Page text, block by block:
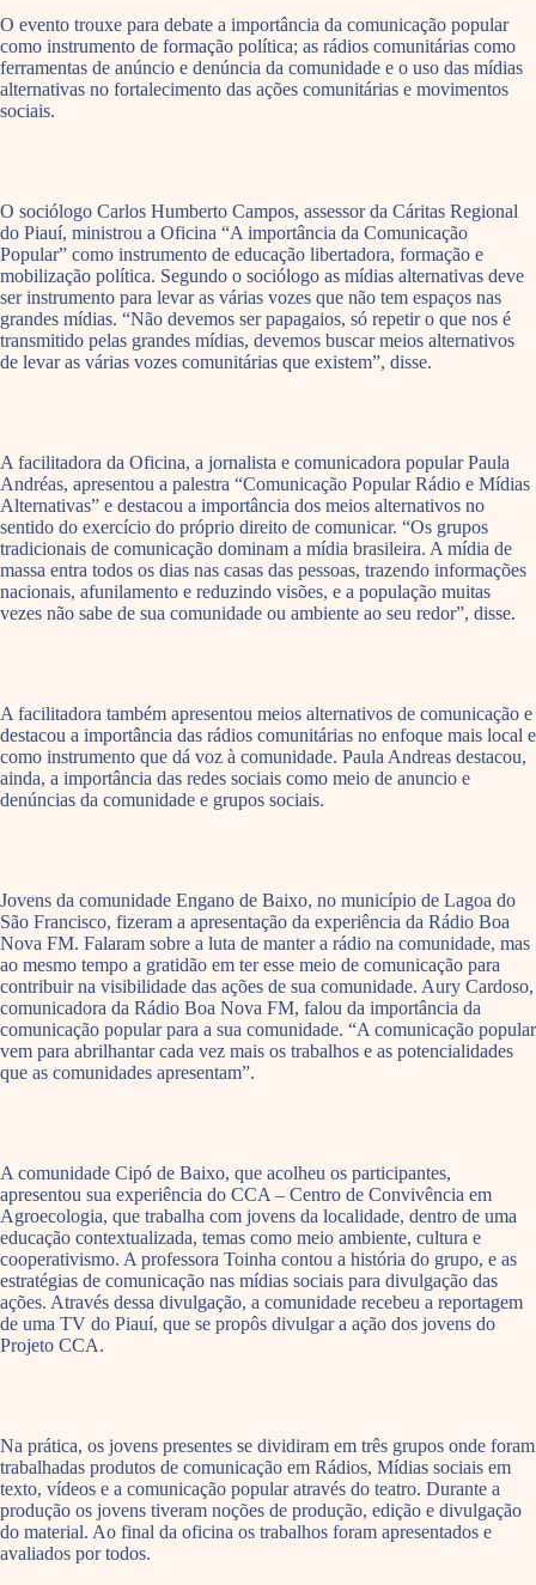
O evento trouxe para debate a importância da comunicação popular
como instrumento de formação política; as rádios comunitárias como
ferramentas de anúncio e denúncia da comunidade e o uso das mídias
alternativas no fortalecimento das ações comunitárias e movimentos
sociais.
O sociólogo Carlos Humberto Campos, assessor da Cáritas Regional
do Piauí, ministrou a Oficina “A importância da Comunicação
Popular” como instrumento de educação libertadora, formação e
mobilização política. Segundo o sociólogo as mídias alternativas deve
ser instrumento para levar as várias vozes que não tem espaços nas
grandes mídias. “Não devemos ser papagaios, só repetir o que nos é
transmitido pelas grandes mídias, devemos buscar meios alternativos
de levar as várias vozes comunitárias que existem”, disse.
A facilitadora da Oficina, a jornalista e comunicadora popular Paula
Andréas, apresentou a palestra “Comunicação Popular Rádio e Mídias
Alternativas” e destacou a importância dos meios alternativos no
sentido do exercício do próprio direito de comunicar. “Os grupos
tradicionais de comunicação dominam a mídia brasileira. A mídia de
massa entra todos os dias nas casas das pessoas, trazendo informações
nacionais, afunilamento e reduzindo visões, e a população muitas
vezes não sabe de sua comunidade ou ambiente ao seu redor”, disse.
A facilitadora também apresentou meios alternativos de comunicação e
destacou a importância das rádios comunitárias no enfoque mais local e
como instrumento que dá voz à comunidade. Paula Andreas destacou,
ainda, a importância das redes sociais como meio de anuncio e
denúncias da comunidade e grupos sociais.
Jovens da comunidade Engano de Baixo, no município de Lagoa do
São Francisco, fizeram a apresentação da experiência da Rádio Boa
Nova FM. Falaram sobre a luta de manter a rádio na comunidade, mas
ao mesmo tempo a gratidão em ter esse meio de comunicação para
contribuir na visibilidade das ações de sua comunidade. Aury Cardoso,
comunicadora da Rádio Boa Nova FM, falou da importância da
comunicação popular para a sua comunidade. “A comunicação popular
vem para abrilhantar cada vez mais os trabalhos e as potencialidades
que as comunidades apresentam”.
A comunidade Cipó de Baixo, que acolheu os participantes,
apresentou sua experiência do CCA – Centro de Convivência em
Agroecologia, que trabalha com jovens da localidade, dentro de uma
educação contextualizada, temas como meio ambiente, cultura e
cooperativismo. A professora Toinha contou a história do grupo, e as
estratégias de comunicação nas mídias sociais para divulgação das
ações. Através dessa divulgação, a comunidade recebeu a reportagem
de uma TV do Piauí, que se propôs divulgar a ação dos jovens do
Projeto CCA.
Na prática, os jovens presentes se dividiram em três grupos onde foram
trabalhadas produtos de comunicação em Rádios, Mídias sociais em
texto, vídeos e a comunicação popular através do teatro. Durante a
produção os jovens tiveram noções de produção, edição e divulgação
do material. Ao final da oficina os trabalhos foram apresentados e
avaliados por todos.